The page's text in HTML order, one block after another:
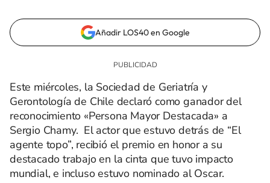
Añadir LOS40 en Google
Este miércoles, la Sociedad de Geriatría y
Gerontología de Chile declaró como ganador del
reconocimiento «Persona Mayor Destacada» a
Sergio Chamy. El actor que estuvo detrás de “El
agente topo”, recibió el premio en honor a su
destacado trabajo en la cinta que tuvo impacto
mundial, e incluso estuvo nominado al Oscar.